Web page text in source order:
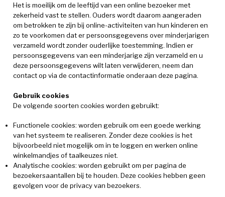
Het is moeilijk om de leeftijd van een online bezoeker met
zekerheid vast te stellen. Ouders wordt daarom aangeraden
om betrokken te zijn bij online-activiteiten van hun kinderen en
zo te voorkomen dat er persoonsgegevens over minderjarigen
verzameld wordt zonder ouderlijke toestemming. Indien er
persoonsgegevens van een minderjarige zijn verzameld en u
deze persoonsgegevens wilt laten verwijderen, neem dan
contact op via de contactinformatie onderaan deze pagina.
Gebruik cookies
De volgende soorten cookies worden gebruikt:
Functionele cookies: worden gebruik om een goede werking
van het systeem te realiseren. Zonder deze cookies is het
bijvoorbeeld niet mogelijk om in te loggen en werken online
winkelmandjes of taalkeuzes niet.
Analytische cookies: worden gebruikt om per pagina de
bezoekersaantallen bij te houden. Deze cookies hebben geen
gevolgen voor de privacy van bezoekers.